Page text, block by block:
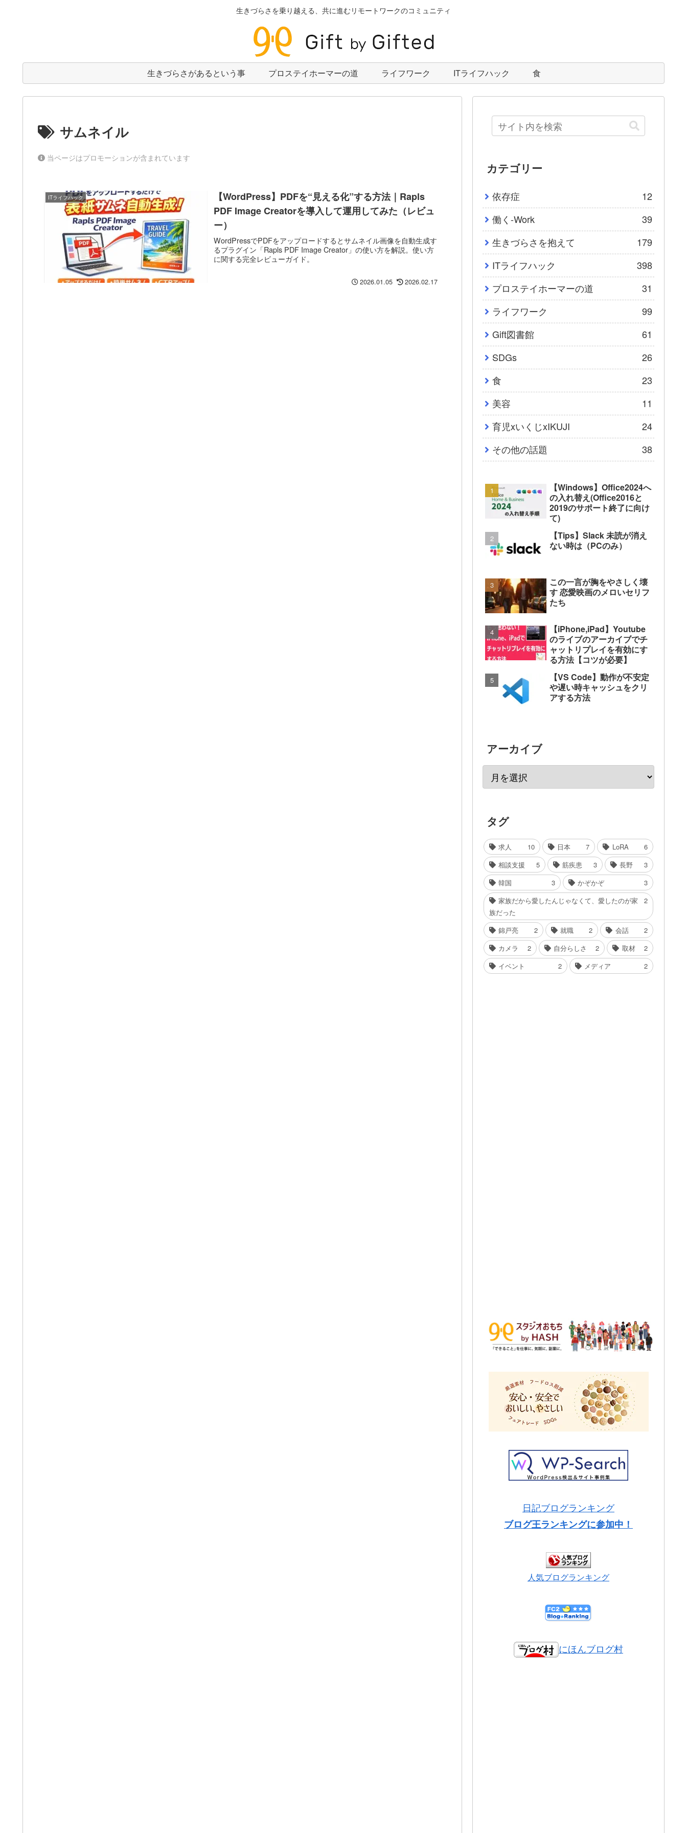
生きづらさを乗り越える、共に進むリモートワークのコミュニティ
生きづらさがあるという事 プロステイホーマーの道 ライフワーク ITライフハック 食
サムネイル
当ページはプロモーションが含まれています
ITライフハック
【WordPress】PDFを“見える化”する方法｜Rapls
PDF Image Creatorを導入して運用してみた（レビュ
ー）
WordPressでPDFをアップロードするとサムネイル画像を自動生成す
るプラグイン「Rapls PDF Image Creator」の使い方を解説。使い方
に関する完全レビューガイド。
2026.01.05 2026.02.17
カテゴリー
依存症
12
働く-Work
39
生きづらさを抱えて
179
ITライフハック
398
プロステイホーマーの道
31
ライフワーク
99
Gift図書館
61
SDGs
26
食
23
美容
11
育児xいくじxIKUJI
24
その他の話題
38
【Windows】Office2024へ
の入れ替え(Office2016と
2019のサポート終了に向け
て)
【Tips】Slack 未読が消え
ない時は（PCのみ）
この一言が胸をやさしく壊
す 恋愛映画のメロいセリフ
たち
【iPhone,iPad】Youtube
のライブのアーカイブでチ
ャットリプレイを有効にす
る方法【コツが必要】
【VS Code】動作が不安定
や遅い時キャッシュをクリ
アする方法
アーカイブ
タグ
求人 10 日本 7 LoRA
6
相談支援
5 筋疾患 3 長野
3
韓国
3 かぞかぞ
3
家族だから愛したんじゃなくて、愛したのが家
族だった
2
錦戸亮 2 就職 2 会話
2
カメラ
2 自分らしさ 2 取材
2
イベント
2 メディア 2
日記ブログランキング
ブログ王ランキングに参加中！
人気ブログランキング
にほんブログ村